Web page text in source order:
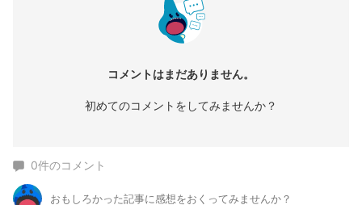
コメントはまだありません。
初めてのコメントをしてみませんか？
0件のコメント